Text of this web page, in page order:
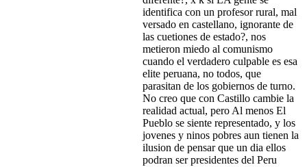
identifica con un profesor rural, mal
versado en castellano, ignorante de
las cuetiones de estado?, nos
metieron miedo al comunismo
cuando el verdadero culpable es esa
elite peruana, no todos, que
parasitan de los gobiernos de turno.
No creo que con Castillo cambie la
realidad actual, pero Al menos El
Pueblo se siente representado, y los
jovenes y ninos pobres aun tienen la
ilusion de pensar que un dia ellos
podran ser presidentes del Peru